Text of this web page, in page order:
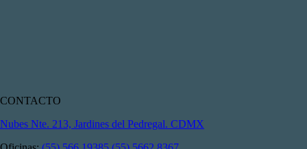
CONTACTO
Nubes Nte. 213, Jardines del Pedregal. CDMX